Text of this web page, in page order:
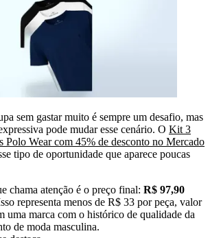
sem gastar muito é sempre um desafio, mas
pode mudar esse cenário. O Kit 3
Polo Wear com 45% de desconto no Mercado
tipo de oportunidade que aparece poucas
chama atenção é o preço final: R$ 97,90
representa menos de R$ 33 por peça, valor
uma marca com o histórico de qualidade da
de moda masculina.